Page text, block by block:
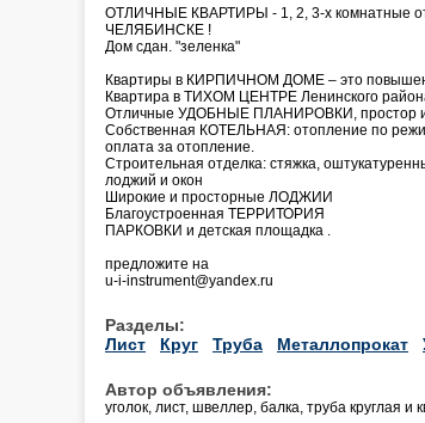
ОТЛИЧНЫЕ КВАРТИРЫ - 1, 2, 3-х комнатные от
ЧЕЛЯБИНСКЕ !
Дом сдан. "зеленка"
Квартиры в КИРПИЧНОМ ДОМЕ – это
Квартира в ТИХОМ ЦЕНТРЕ Ленинского
Отличные УДОБНЫЕ ПЛАНИРОВКИ, простор и
Собственная КОТЕЛЬНАЯ: отопление по
оплата за отопление.
Строительная отделка: стяжка,
лоджий и окон
Широкие и просторные ЛОДЖИИ
Благоустроенная ТЕРРИТОРИЯ
ПАРКОВКИ и детская площадка .
предложите на
u-i-instrument@yandex.ru
Разделы:
Лист
Круг Труба Металлопрокат
Автор объявления:
уголок, лист, швеллер, балка, труба круглая и